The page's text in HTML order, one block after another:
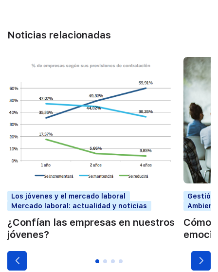
Noticias relacionadas
Los jóvenes y el mercado laboral
Mercado laboral: actualidad y noticias
¿Confían las empresas en nuestros
jóvenes?
Gestión
Cómo